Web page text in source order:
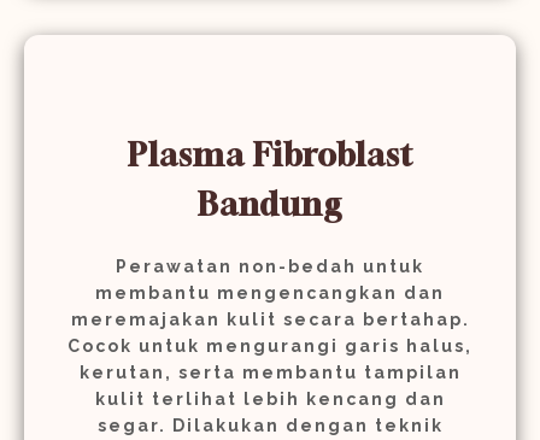
Plasma Fibroblast
Bandung
Perawatan non-bedah untuk
membantu mengencangkan dan
meremajakan kulit secara bertahap.
Cocok untuk mengurangi garis halus,
kerutan, serta membantu tampilan
kulit terlihat lebih kencang dan
segar. Dilakukan dengan teknik